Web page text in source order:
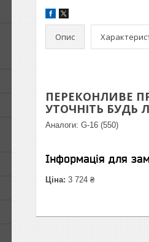
Опис
ПЕРЕКОНЛИВЕ
УТОЧНІТЬ БУДЬ
Аналоги: G-16 (550)
Інформація для
Ціна: 3 724 ₴